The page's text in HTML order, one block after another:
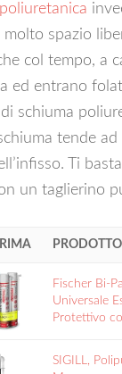
molto spazio
col tempo, a
ed entrano
schiuma
tende
Ti
un taglierino
PRODOTTO
Fischer Bi-
Universale
Protettivo
SIGILL,